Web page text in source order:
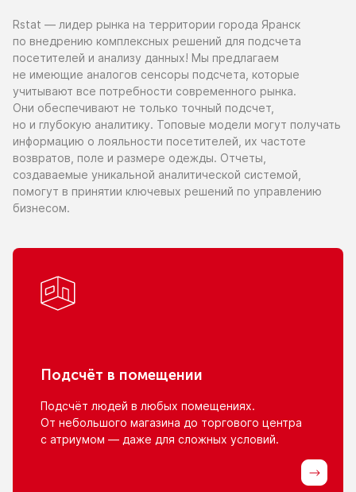
Rstat — лидер рынка на территории города Яранск
по внедрению комплексных решений для подсчета
посетителей и анализу данных! Мы предлагаем
не имеющие аналогов сенсоры подсчета, которые
учитывают все потребности современного рынка.
Они обеспечивают не только точный подсчет,
но и глубокую аналитику. Топовые модели могут получать
информацию о лояльности посетителей, их частоте
возвратов, поле и размере одежды. Отчеты,
создаваемые уникальной аналитической системой,
помогут в принятии ключевых решений по управлению
бизнесом.
Подсчёт в помещении
Подсчёт людей в любых помещениях.
От небольшого магазина до торгового центра
с атриумом — даже для сложных условий.